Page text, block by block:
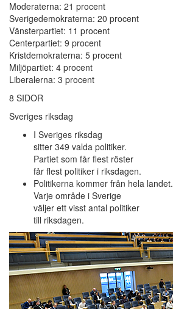
Moderaterna: 21 procent
Sverigedemokraterna: 20 procent
Vänsterpartiet: 11 procent
Centerpartiet: 9 procent
Kristdemokraterna: 5 procent
Miljöpartiet: 4 procent
Liberalerna: 3 procent
8 SIDOR
Sveriges riksdag
I Sveriges riksdag
sitter 349 valda politiker.
Partiet som får flest röster
får flest politiker i riksdagen.
Politikerna kommer från hela landet.
Varje område i Sverige
väljer ett visst antal politiker
till riksdagen.